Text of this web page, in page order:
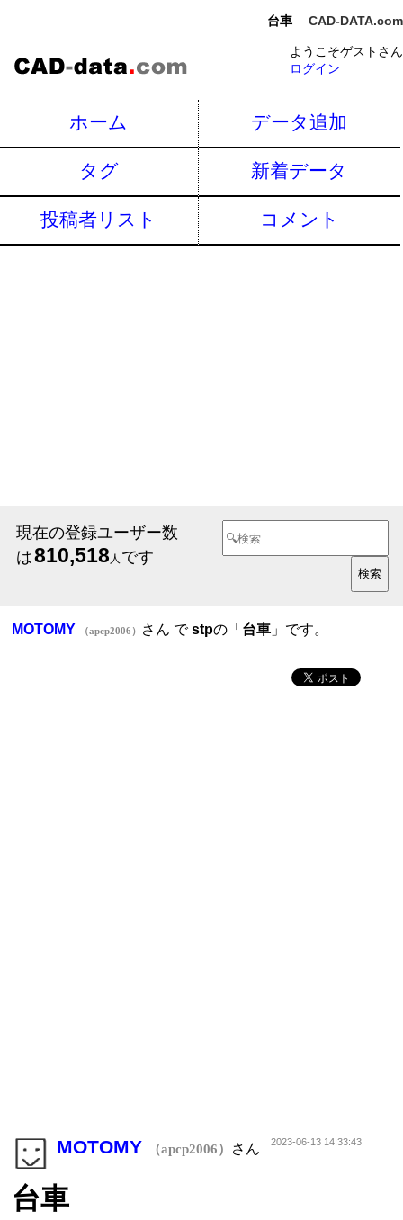
台車 CAD-DATA.com
ようこそゲストさん
ログイン
ホーム データ追加
タグ 新着データ
投稿者リスト コメント
現在の登録ユーザー数
は810,518 人 です
MOTOMY （apcp2006） さん でstpの「 台車 」です。
MOTOMY （apcp2006） さん 2023-06-13 14:33:43
台車